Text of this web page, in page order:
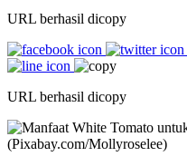
URL berhasil dicopy
URL berhasil dicopy